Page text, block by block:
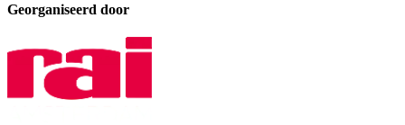
Georganiseerd door